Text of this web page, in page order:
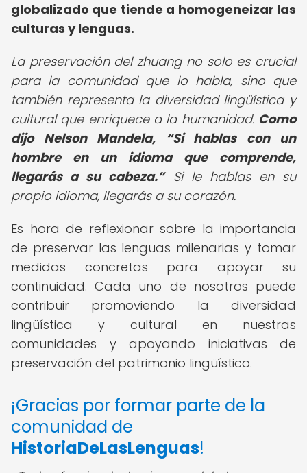
globalizado que tiende a homogeneizar las
culturas y lenguas.
La preservación del zhuang no solo es crucial
para la comunidad que lo habla, sino que
también representa la diversidad lingüística y
cultural que enriquece a la humanidad. Como
dijo Nelson Mandela,
Si hablas con un
hombre en un idioma que comprende,
llegarás a su cabeza. Si le hablas en su
propio idioma, llegarás a su corazón.
Es hora de reflexionar sobre la importancia
de preservar las lenguas milenarias y tomar
medidas concretas para apoyar su
continuidad. Cada uno de nosotros puede
contribuir promoviendo la diversidad
lingüística y cultural en nuestras
comunidades y apoyando iniciativas de
preservación del patrimonio lingüístico.
¡Gracias por formar parte de la
comunidad de
HistoriaDeLasLenguas!